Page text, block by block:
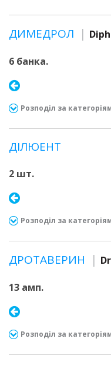
ДИМЕДРОЛ
6 банка.
Розподіл за
ДІЛЮЕНТ
2 шт.
Розподіл за
ДРОТАВЕРИН
13 амп.
Розподіл за